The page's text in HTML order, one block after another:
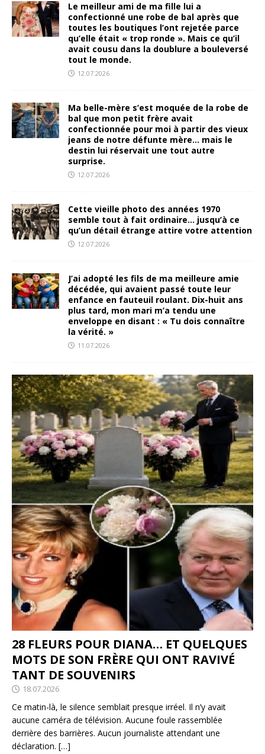
Le meilleur ami de ma fille lui a
confectionné une robe de bal après que
toutes les boutiques l’ont rejetée parce
qu’elle était « trop ronde ». Mais ce qu’il
avait cousu dans la doublure a bouleversé
tout le monde.
12.07.2026
Ma belle-mère s’est moquée de la robe de
bal que mon petit frère avait
confectionnée pour moi à partir des vieux
jeans de notre défunte mère… mais le
destin lui réservait une tout autre
surprise.
12.07.2026
Cette vieille photo des années 1970
semble tout à fait ordinaire… jusqu’à ce
qu’un détail étrange attire votre attention
12.07.2026
J’ai adopté les fils de ma meilleure amie
décédée, qui avaient passé toute leur
enfance en fauteuil roulant. Dix-huit ans
plus tard, mon mari m’a tendu une
enveloppe en disant : « Tu dois connaître
la vérité. »
11.07.2026
28 FLEURS POUR DIANA… ET QUELQUES
MOTS DE SON FRÈRE QUI ONT RAVIVÉ
TANT DE SOUVENIRS
18.07.2026
Ce matin-là, le silence semblait presque irréel. Il n’y avait
aucune caméra de télévision. Aucune foule rassemblée
derrière des barrières. Aucun journaliste attendant une
déclaration. […]